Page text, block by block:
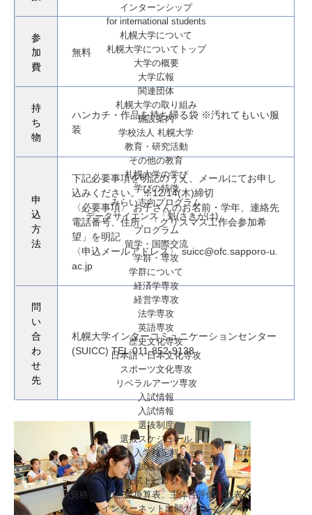
インターンシップ
for international students
札幌大学について
札幌大学についてトップ
大学の概要
大学広報
関連団体
札幌大学の取り組み
施設案内
学校法人 札幌大学
教育・研究活動
その他の教育
札幌大学の学び
学びの特徴
みらい志向プログラム
データサイエンス「魁(さきがけ)」
プログラム
留学・国際交流
学群・専攻
学群について
経済学専攻
経営学専攻
法学専攻
英語専攻
歴史文化専攻
日本語・日本文化専攻
スポーツ文化専攻
リベラルアーツ専攻
入試情報
入試情報
選抜制度
選抜スケジュール
入学検定料
試験会場
入試トピックス
資格・活動点数換算表、主体性評価点数表
インターネット出願ガイド
参
加
費
無料
持
ち
物
ハンカチ・作品を持ち帰る袋 ※汚れてもいい服
装
申
込
方
法
下記必要事項を明記のうえ、メールにてお申し
込みください。 ※12/14(木)締切
〈必要事項〉 お子さんのお名前・学年、連絡先
電話番号、住所、「クリスマス工作会参加希
望」を明記
〈申込メールアドレス〉suicc@ofc.sapporo-u.
ac.jp
問
い
合
わ
せ
先
札幌大学インターコミュニケーションセンター
(SUICC) TEL:011-852-9138